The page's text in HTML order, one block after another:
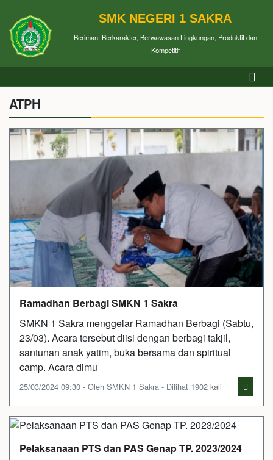
SMK NEGERI 1 SAKRA
Beriman, Berkarakter, Berwawasan Lingkungan, Produktif dan
Kompetitif
ATPH
Ramadhan Berbagi SMKN 1 Sakra
SMKN 1 Sakra menggelar Ramadhan Berbagi (Sabtu,
23/03). Acara tersebut diisi dengan berbagi takjil,
santunan anak yatim, buka bersama dan spiritual
camp. Acara dimu
25/03/2024 09:30 - Oleh SMKN 1 Sakra - Dilihat 1902 kali
Pelaksanaan PTS dan PAS Genap TP. 2023/2024